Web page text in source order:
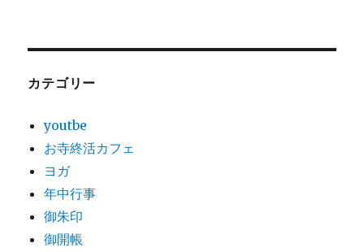
カテゴリー
youtbe
お寺終活カフェ
ヨガ
年中行事
御朱印
御開帳